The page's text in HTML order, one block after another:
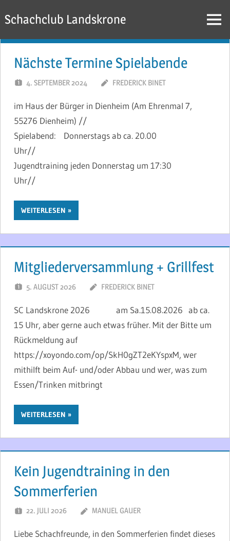
Inhalt
springen
Schachclub Landskrone Menü
Nächste Termine Spielabende
4. SEPTEMBER 2024 FREDERICK BINET
im Haus der Bürger in Dienheim (Am Ehrenmal 7,
55276 Dienheim) //
Spielabend: Donnerstags ab ca. 20.00
Uhr//
Jugendtraining jeden Donnerstag um 17:30
Uhr//
WEITERLESEN
Mitgliederversammlung + Grillfest
5. AUGUST 2026 FREDERICK BINET
SC Landskrone 2026 am Sa.15.08.2026 ab ca.
15 Uhr, aber gerne auch etwas früher. Mit der Bitte um
Rückmeldung auf
https://xoyondo.com/op/SkH0gZT2eKYspxM, wer
mithilft beim Auf- und/oder Abbau und wer, was zum
Essen/Trinken mitbringt
WEITERLESEN
Kein Jugendtraining in den
Sommerferien
22. JULI 2026 MANUEL GAUER
Liebe Schachfreunde, in den Sommerferien findet dieses